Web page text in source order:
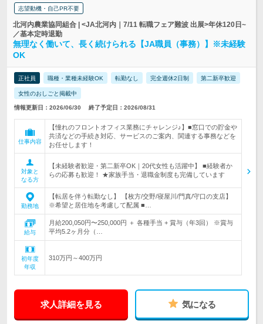
志望動機・自己PR不要
北河内農業協同組合 | <JA北河内｜7/11 転職フェア難波 出展>年休120日~
／基本定時退勤
無理なく働いて、長く続けられる【JA職員（事務）】※未経験
OK
正社員 職種・業種未経験OK 転勤なし 完全週休2日制 第二新卒歓迎
女性のおしごと掲載中
情報更新日：2026/06/30 終了予定日：2026/08/31
仕事内容
【憧れのフロントオフィス業務にチャレンジ♪】■窓口での貯金や
共済などの手続き対応、サービスのご案内、関連する事務などを
お任せします！
対象と
なる方
【未経験者歓迎・第二新卒OK｜20代女性も活躍中】 ■経験者か
らの応募も歓迎！ ★家族手当・退職金制度も完備しています
勤務地
【転居を伴う転勤なし】 【枚方/交野/寝屋川/門真/守口の支店】
※希望と居住地を考慮して配属 ■…
給与
月給200,050円〜250,000円 ＋ 各種手当 + 賞与（年3回） ※賞与
平均5.2ヶ月分（…
初年度
年収
310万円～400万円
求人詳細を見る 気になる